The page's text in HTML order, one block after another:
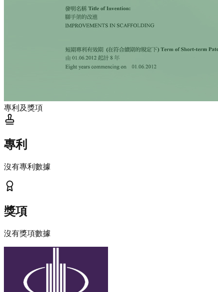
專利及獎項
專利
沒有專利數據
獎項
沒有獎項數據